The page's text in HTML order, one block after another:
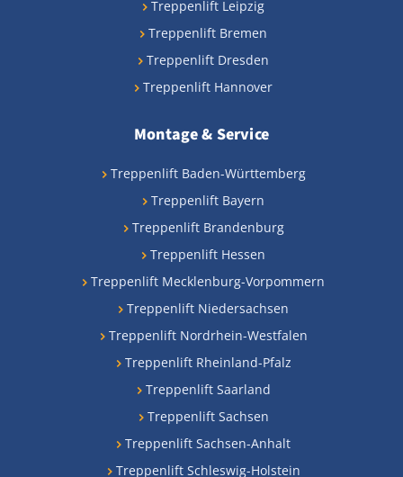
Treppenlift Leipzig
Treppenlift Bremen
Treppenlift Dresden
Treppenlift Hannover
Montage & Service
Treppenlift Baden-Württemberg
Treppenlift Bayern
Treppenlift Brandenburg
Treppenlift Hessen
Treppenlift Mecklenburg-Vorpommern
Treppenlift Niedersachsen
Treppenlift Nordrhein-Westfalen
Treppenlift Rheinland-Pfalz
Treppenlift Saarland
Treppenlift Sachsen
Treppenlift Sachsen-Anhalt
Treppenlift Schleswig-Holstein